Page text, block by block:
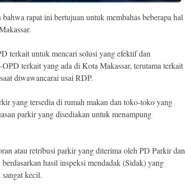
rapat ini bertujuan untuk membahas beberapa hal
terkait untuk mencari solusi yang efektif dan
terkait yang ada di Kota Makassar, terutama terkait
diwawancarai usai RDP.
yang tersedia di rumah makan dan toko-toko yang
parkir yang disediakan untuk menampung
atau retribusi parkir yang diterima oleh PD Parkir dan
hasil inspeksi mendadak (Sidak) yang
kecil.